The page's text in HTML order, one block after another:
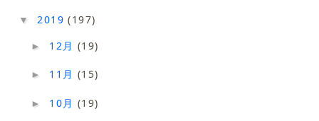
▼ 2019(197)
► 12月 (19)
► 11月 (15)
► 10月 (19)